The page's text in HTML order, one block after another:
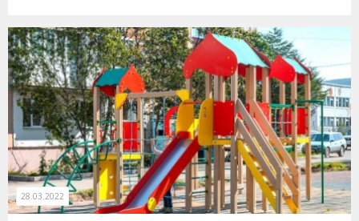
28.03.2022